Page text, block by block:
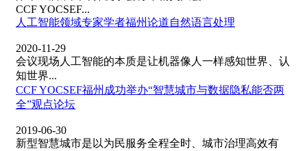
CCF YOCSEF...
人工智能领域专家学者福州论道自然语言处理
2020-11-29
会议现场人工智能的本质是让机器像人一样感知世界、认
知世界...
CCF YOCSEF福州成功举办“智慧城市与数据隐私能否两
全”观点论坛
2019-06-30
新型智慧城市是以为民服务全程全时、城市治理高效有